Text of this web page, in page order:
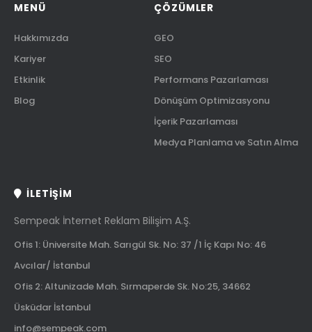
MENÜ
Hakkımızda
Kariyer
Etkinlik
Blog
ÇÖZÜMLER
GEO
SEO
Performans Pazarlaması
Dönüşüm Optimizasyonu
İçerik Pazarlaması
Medya Planlama ve Satın Alma
İLETIŞIM
Sempeak İnternet Reklam Bilişim A.Ş.
Ofis 1: Üniversite Mah. Sarıgül Sk. No: 37 /1 İç Kapı No: 46
Avcılar/ İstanbul
Ofis 2: Altunizade Mah. Sırmaperde Sk. No:25, 34662
Üsküdar İstanbul
info@sempeak.com